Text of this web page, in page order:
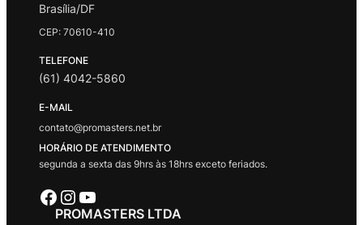
Brasília/DF
CEP: 70610-410
TELEFONE
(61) 4042-5860
E-MAIL
contato@promasters.net.br
HORÁRIO DE ATENDIMENTO
segunda a sexta das 9hrs às 18hrs exceto feriados.
Facebook Instagram Youtube
PROMASTERS LTDA